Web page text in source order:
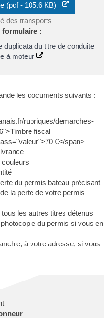
(pdf - 105.6 KB)
des transports
formulaire :
duplicata du titre de conduite
à moteur
les documents suivants :
rubriques/demarches-
fiscal
€</span>
couleurs
du permis bateau précisant
la perte de votre permis
les autres titres détenus
du permis si vous en
à votre adresse, si vous